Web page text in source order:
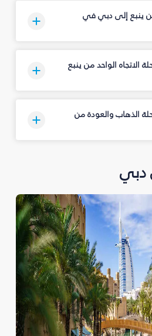
ينبع إلى دبي في
الاتجاه الواحد من ينبع
الذهاب والعودة من
دبي